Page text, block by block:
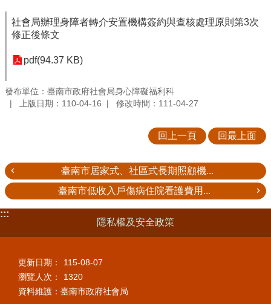
社會局辦理身障者轉介安置機構簽約與查核處理原則第3次
修正後條文
pdf(94.37 KB)
發布單位：臺南市政府社會局身心障礙福利科
上版日期：110-04-16
修改時間：111-04-27
回上一頁 回最上面
臺南市居家式、社區式長期照顧機...
臺南市低收入戶傷病住院看護費用...
:::
隱私權及安全政策
更新日期：
115-08-07
瀏覽人次：
1320
資料維護：臺南市政府社會局